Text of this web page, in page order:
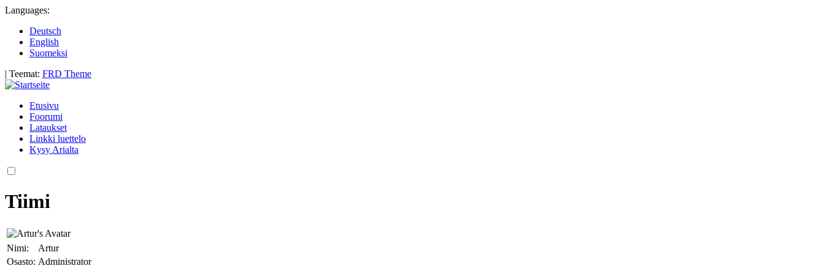
Languages:
Deutsch
English
Suomeksi
| Teemat: FRD Theme
Etusivu
Foorumi
Lataukset
Linkki luettelo
Kysy Arialta
Tiimi
Nimi:
Artur
Osasto: Administrator